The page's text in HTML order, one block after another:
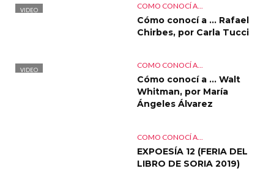
VIDEO
COMO CONOCÍ A...
Cómo conocí a … Rafael
Chirbes, por Carla Tucci
VIDEO
COMO CONOCÍ A...
Cómo conocí a … Walt
Whitman, por María
Ángeles Álvarez
COMO CONOCÍ A...
EXPOESÍA 12 (FERIA DEL
LIBRO DE SORIA 2019)